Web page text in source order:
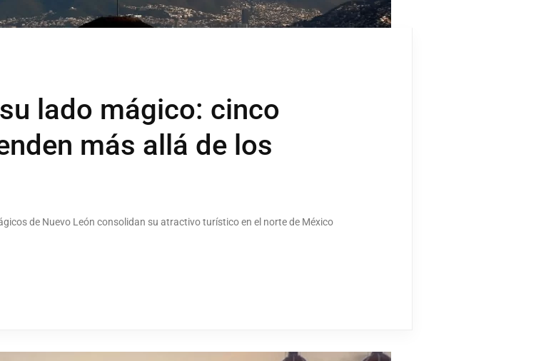
lado mágico: cinco
más allá de los
de Nuevo León consolidan su atractivo turístico en el norte de México